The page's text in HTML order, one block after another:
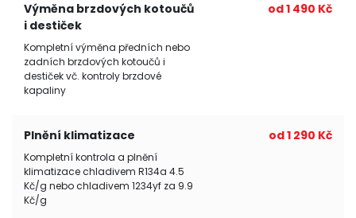
Výměna brzdových kotoučů
i destiček
Kompletní výměna předních nebo
zadních brzdových kotoučů i
destiček vč. kontroly brzdové
kapaliny
od 1 490 Kč
Plnění klimatizace
Kompletní kontrola a plnění
klimatizace chladivem R134a 4.5
Kč/g nebo chladivem 1234yf za 9.9
Kč/g
od 1 290 Kč